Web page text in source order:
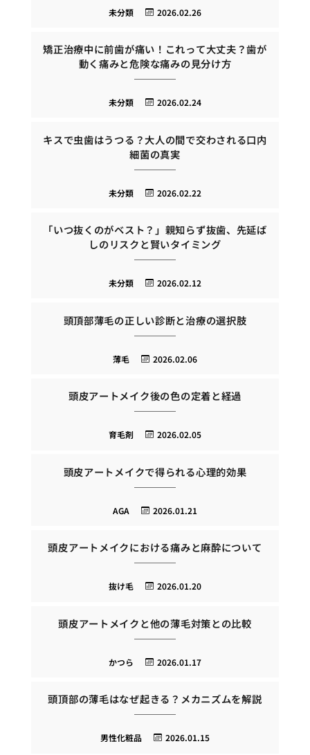
2026.02.26
未分類
矯正治療中に前歯が痛い！これって大丈夫？歯が
動く痛みと危険な痛みの見分け方
2026.02.24
未分類
キスで虫歯はうつる？大人の間で交わされる口内
細菌の真実
2026.02.22
未分類
「いつ抜くのがベスト？」親知らず抜歯、先延ば
しのリスクと賢いタイミング
2026.02.12
未分類
頭頂部薄毛の正しい診断と治療の選択肢
2026.02.06
薄毛
頭皮アートメイク後の色の定着と経過
2026.02.05
育毛剤
頭皮アートメイクで得られる心理的効果
2026.01.21
AGA
頭皮アートメイクにおける痛みと麻酔について
2026.01.20
抜け毛
頭皮アートメイクと他の薄毛対策との比較
2026.01.17
かつら
頭頂部の薄毛はなぜ起きる？メカニズムを解説
2026.01.15
男性化粧品